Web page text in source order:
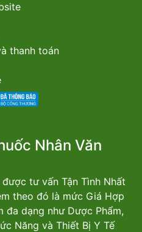
thanh toán
Nhân Văn
tư vấn Tận Tình Nhất
theo đó là mức Giá Hợp
đa dạng như Dược Phẩm,
Năng và Thiết Bị Y Tế